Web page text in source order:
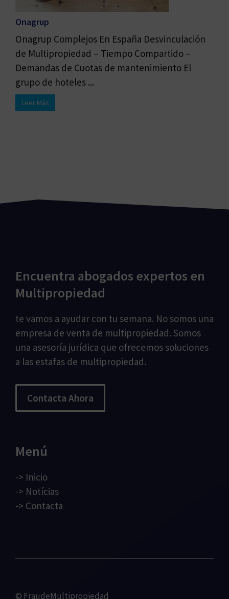
Onagrup
Onagrup Complejos En España Desvinculación
de Multipropiedad – Tiempo Compartido –
Demandas de Cuotas de mantenimiento El
grupo de hoteles ...
Leer Más
Encuentra abogados expertos en
Multipropiedad
te vamos a ayudar con tu semana. No somos una
empresa de venta de multipropiedad. Somos
una asesoría jurídica que ofrecemos soluciones
a las estafas de multipropiedad.
Contacta Ahora
Menú
-> Inicio
-> Notícias
-> Contacta
© FraudeMultipropiedad